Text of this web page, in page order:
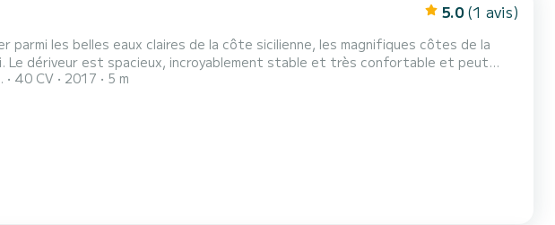
5.0 (1 avis)
parmi les belles eaux claires de la côte sicilienne, les magnifiques côtes de la
dispose d'un moteur hors-bord de 40 chevaux et peut donc être conduit par
expérience de conduite en mer inoubliable en famille ou entre ami...
40 CV 2017 5 m